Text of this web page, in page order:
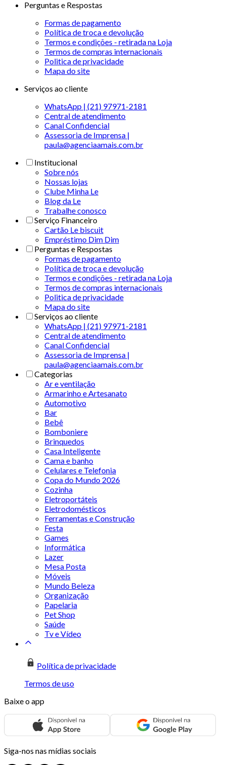
Perguntas e Respostas
Formas de pagamento
Política de troca e devolução
Termos e condições - retirada na Loja
Termos de compras internacionais
Politica de privacidade
Mapa do site
Serviços ao cliente
WhatsApp | (21) 97971-2181
Central de atendimento
Canal Confidencial
Assessoria de Imprensa |
paula@agenciaamais.com.br
Institucional
Sobre nós
Nossas lojas
Clube Minha Le
Blog da Le
Trabalhe conosco
Serviço Financeiro
Cartão Le biscuit
Empréstimo Dim Dim
Perguntas e Respostas
Formas de pagamento
Política de troca e devolução
Termos e condições - retirada na Loja
Termos de compras internacionais
Politica de privacidade
Mapa do site
Serviços ao cliente
WhatsApp | (21) 97971-2181
Central de atendimento
Canal Confidencial
Assessoria de Imprensa |
paula@agenciaamais.com.br
Categorias
Ar e ventilação
Armarinho e Artesanato
Automotivo
Bar
Bebê
Bomboniere
Brinquedos
Casa Inteligente
Cama e banho
Celulares e Telefonia
Copa do Mundo 2026
Cozinha
Eletroportáteis
Eletrodomésticos
Ferramentas e Construção
Festa
Games
Informática
Lazer
Mesa Posta
Móveis
Mundo Beleza
Organização
Papelaria
Pet Shop
Saúde
Tv e Vídeo
Política de privacidade
Termos de uso
Baixe o app
Siga-nos nas mídias sociais